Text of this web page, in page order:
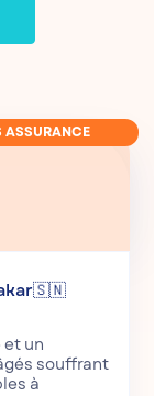
ASSURANCE
un
souffrant
à